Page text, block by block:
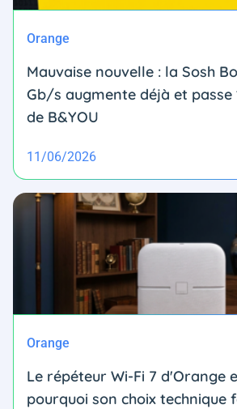
Orange
Mauvaise nouvelle : la Sosh
Gb/s augmente déjà et passe
de B&YOU
11/06/2026
Orange
Le répéteur Wi-Fi 7 d'Orange
pourquoi son choix technique